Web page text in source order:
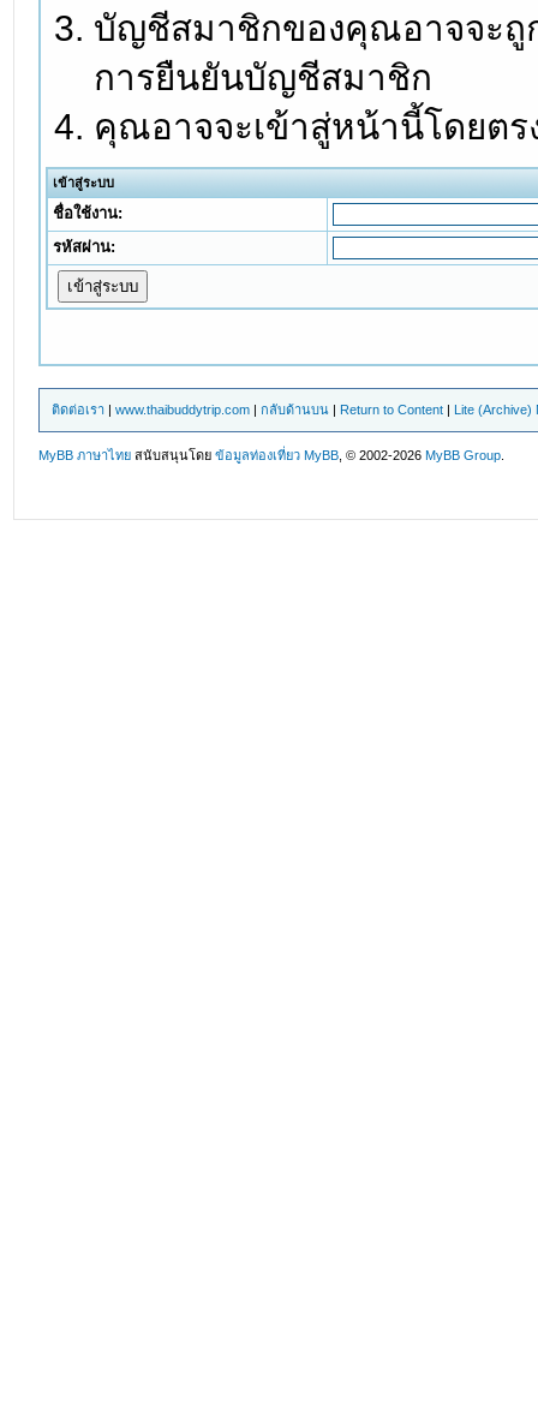
บัญชีสมาชิกของคุณอาจจะถู
การยืนยันบัญชีสมาชิก
คุณอาจจะเข้าสู่หน้านี้โดยต
เข้าสู่ระบบ
ชื่อใช้งาน:
รหัสผ่าน:
ติดต่อเรา |www.thaibuddytrip.com |กลับด้านบน | Return to Content | Lite (Archive)
MyBB ภาษาไทย สนับสนุนโดยข้อมูลท่องเที่ยว MyBB , © 2002-2026MyBB Group